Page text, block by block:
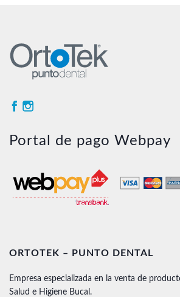
Portal de pago Webpay
ORTOTEK – PUNTO DENTAL
Empresa especializada en la venta de
Salud e Higiene Bucal.